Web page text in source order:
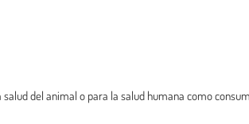
del animal o para la salud humana como